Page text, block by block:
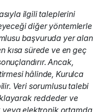
ilgili taleplerini
diğer yöntemlerle
başvuruda yer alan
kısa sürede ve en geç
Ancak,
hâlinde, Kurulca
Veri sorumlusu talebi
reddeder ve
veya elektronik ortamda